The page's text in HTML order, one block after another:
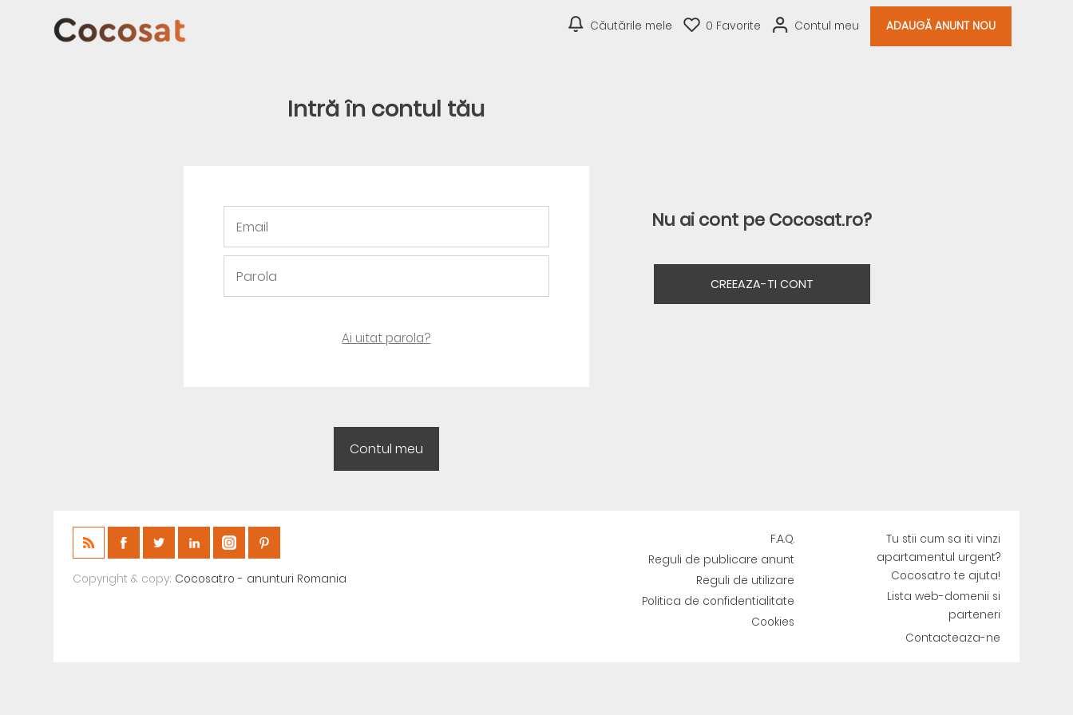
Căutările mele 0 Favorite Contul meu ADAUGĂ ANUNT NOU
Intră în contul tău
Ai uitat parola?
Nu ai cont pe Cocosat.ro?
CREEAZA-TI CONT
Copyright & copy; Cocosat.ro - anunturi Romania
F.A.Q.
Reguli de publicare anunt
Reguli de utilizare
Politica de confidentialitate
Cookies
Tu stii cum sa iti vinzi
apartamentul urgent?
Cocosat.ro te ajuta!
Lista web-domenii si
parteneri
Contacteaza-ne